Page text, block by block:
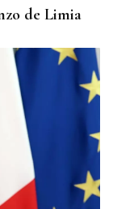
de Limia